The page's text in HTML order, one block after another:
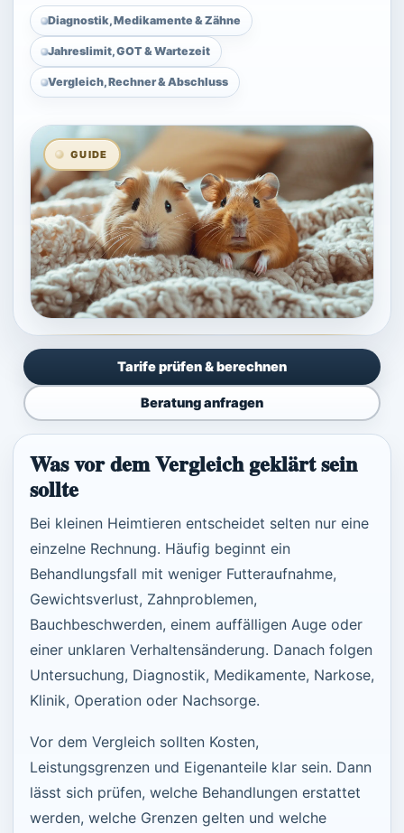
Diagnostik, Medikamente & Zähne
Jahreslimit, GOT & Wartezeit
Vergleich, Rechner & Abschluss
GUIDE
Tarife prüfen & berechnen
Beratung anfragen
Was vor dem Vergleich geklärt sein
sollte
Bei kleinen Heimtieren entscheidet selten nur eine
einzelne Rechnung. Häufig beginnt ein
Behandlungsfall mit weniger Futteraufnahme,
Gewichtsverlust, Zahnproblemen,
Bauchbeschwerden, einem auffälligen Auge oder
einer unklaren Verhaltensänderung. Danach folgen
Untersuchung, Diagnostik, Medikamente, Narkose,
Klinik, Operation oder Nachsorge.
Vor dem Vergleich sollten Kosten,
Leistungsgrenzen und Eigenanteile klar sein. Dann
lässt sich prüfen, welche Behandlungen erstattet
werden, welche Grenzen gelten und welche